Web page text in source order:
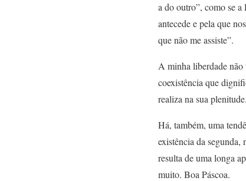
a do outro”, como se a
antecede e pela que
que não me assiste”.
A minha liberdade
coexistência que
realiza na sua plenitude.
Há, também, uma
existência da
resulta de uma longa
muito. Boa Páscoa.